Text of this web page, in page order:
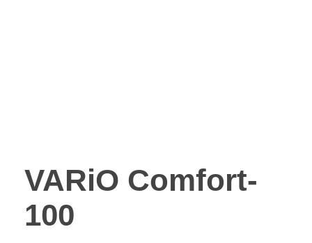
VARiO Comfort-
100